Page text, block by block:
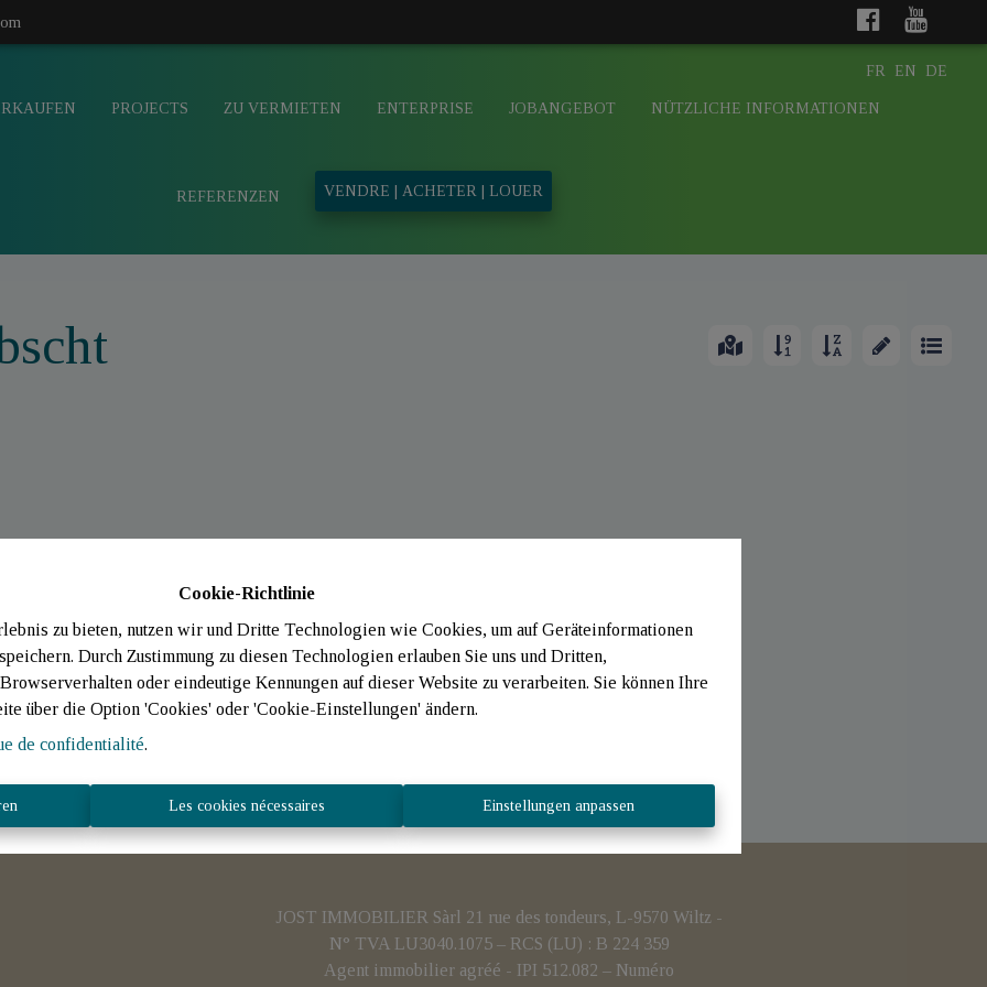
Cookie-Richtlinie
zu bieten, nutzen wir und Dritte Technologien wie Cookies, um auf Geräteinformationen
Durch Zustimmung zu diesen Technologien erlauben Sie uns und Dritten,
oder eindeutige Kennungen auf dieser Website zu verarbeiten. Sie können Ihre
über die Option 'Cookies' oder 'Cookie-Einstellungen' ändern.
de confidentialité.
Les cookies nécessaires Einstellungen anpassen
PROJECTS ZU VERMIETEN ENTERPRISE JOBANGEBOT NÜTZLICHE INFORMATIONEN
REFERENZEN VENDRE | ACHETER | LOUER
FR EN DE
JOST IMMOBILIER Sàrl 21 rue des tondeurs, L-9570 Wiltz -
N° TVA LU3040.1075 – RCS (LU) : B 224 359
Agent immobilier agréé - IPI 512.082 – Numéro